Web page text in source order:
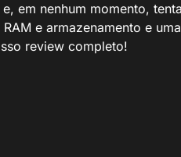
em nenhum momento,
e armazenamento e
review completo!